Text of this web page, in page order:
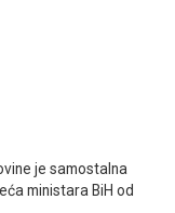
je samostalna
ministara BiH od